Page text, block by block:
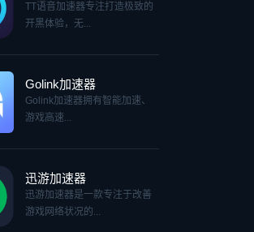
TT语音加速器专注打造极致的
开黑体验，无...
Golink加速器
Golink加速器拥有智能加速、
游戏高速...
迅游加速器
迅游加速器是一款专注于改善
游戏网络状况的...